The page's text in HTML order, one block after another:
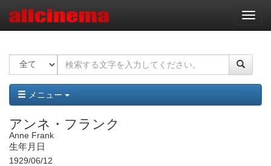
ナ
ビ
ー
ョ
ン
メニュー
アンネ・フランク
Anne Frank
生年月日
1929/06/12